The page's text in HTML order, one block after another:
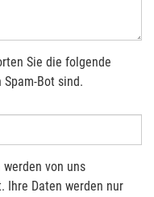
Sie die folgende
Spam-Bot sind.
von uns
Ihre Daten werden nur